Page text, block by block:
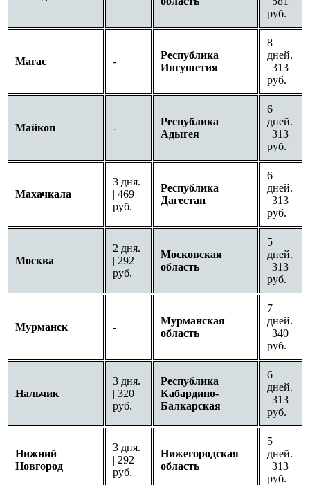
руб.
Магас -
Республика
Ингушетия
8
дней.
| 313
руб.
Майкоп -
Республика
Адыгея
6
дней.
| 313
руб.
Махачкала
3 дня.
| 469
руб.
Республика
Дагестан
6
дней.
| 313
руб.
Москва
2 дня.
| 292
руб.
Московская
область
5
дней.
| 313
руб.
Мурманск -
Мурманская
область
7
дней.
| 340
руб.
Нальчик
3 дня.
| 320
руб.
Республика
Кабардино-
Балкарская
6
дней.
| 313
руб.
Нижний
Новгород
3 дня.
| 292
руб.
Нижегородская
область
5
дней.
| 313
руб.